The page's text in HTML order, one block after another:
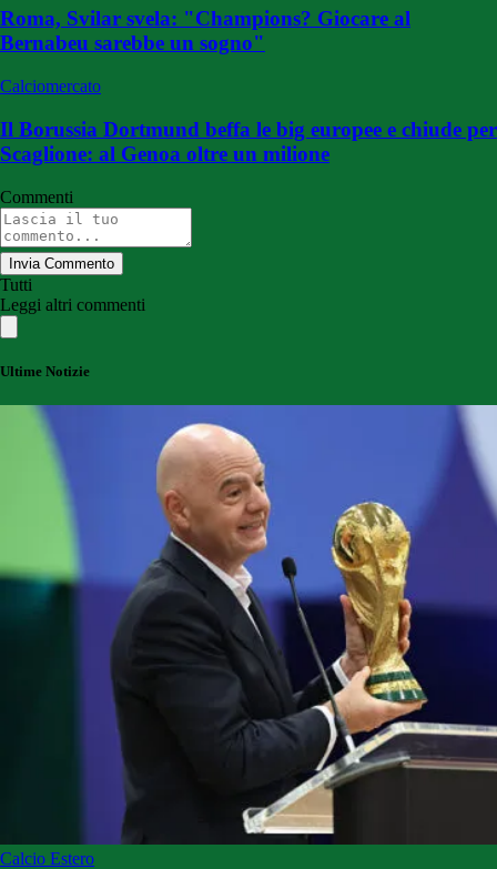
Roma, Svilar svela: "Champions? Giocare al
Bernabeu sarebbe un sogno"
Calciomercato
Il Borussia Dortmund beffa le big europee e chiude per
Scaglione: al Genoa oltre un milione
Commenti
Invia Commento
Tutti
Leggi altri commenti
Ultime Notizie
Calcio Estero